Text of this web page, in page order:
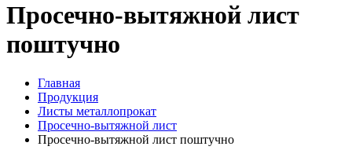
Проcечно-вытяжной лист
поштучно
Главная
Продукция
Листы металлопрокат
Проcечно-вытяжной лист
Проcечно-вытяжной лист поштучно